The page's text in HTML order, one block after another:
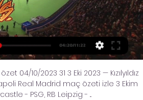
04/10/2023 31 3 Eki 2023 — Kızılyıldız
Real Madrid maç özeti izle 3 Ekim
- PSG, RB Leipzig - ...